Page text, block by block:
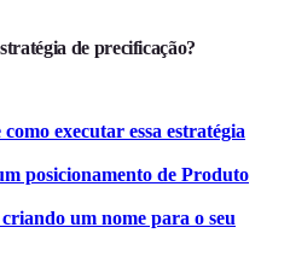
de precificação?
executar essa estratégia
posicionamento de Produto
um nome para o seu